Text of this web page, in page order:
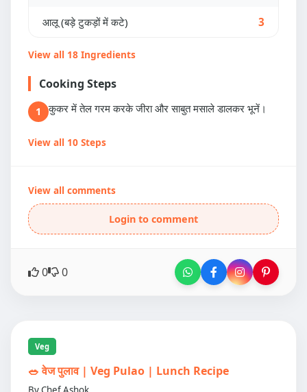
आलू (बड़े टुकड़ों में कटे) 3
View all 18 Ingredients
Cooking Steps
1 कुकर में तेल गरम करके जीरा और साबुत मसाले डालकर भूनें।
View all 10 Steps
View all comments
Login to comment
0 0
Veg
🥗 वेज पुलाव | Veg Pulao | Lunch Recipe